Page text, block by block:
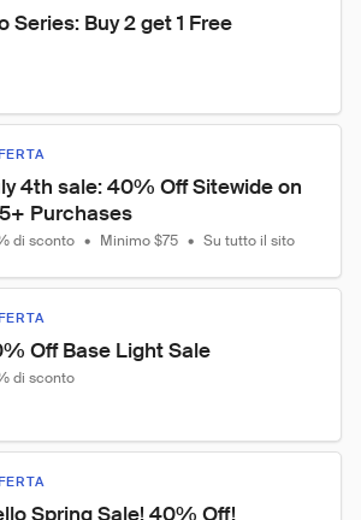
Series: Buy 2 get 1 Free
4th sale: 40% Off Sitewide on
Purchases
di sconto • Minimo $75 • Su tutto il sito
Off Base Light Sale
di sconto
Spring Sale! 40% Off!